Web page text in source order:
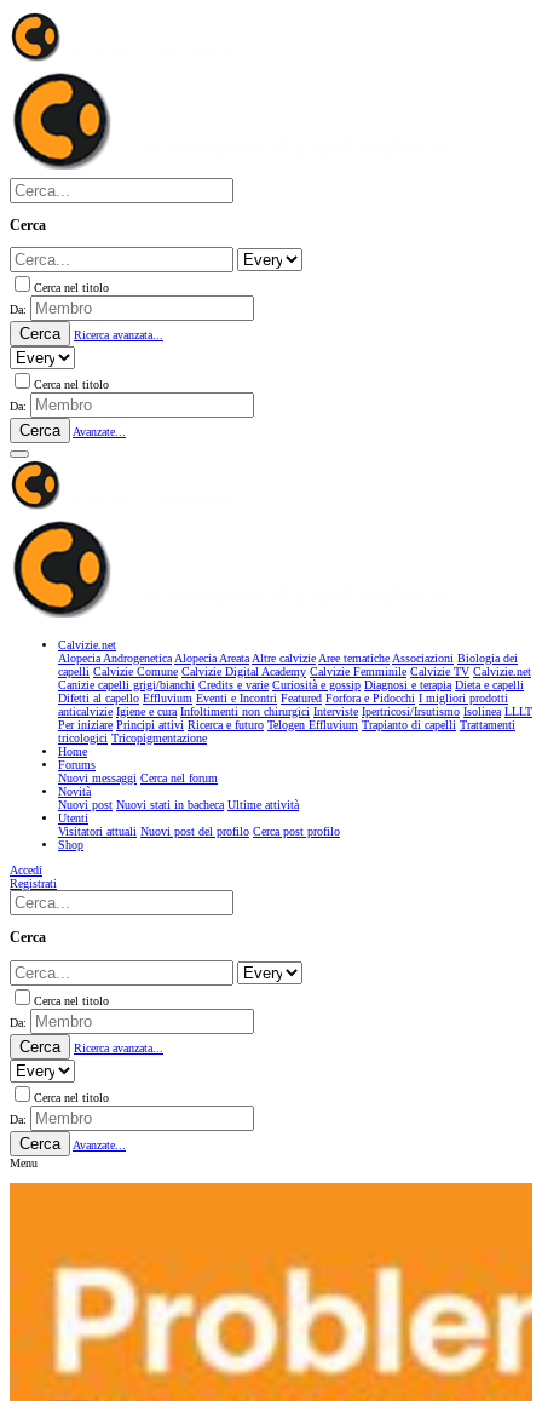
Cerca
Cerca nel titolo
Da:
Cerca Ricerca avanzata...
Cerca nel titolo
Da:
Cerca Avanzate...
Calvizie.net
Alopecia AndrogeneticaAlopecia AreataAltre calvizieAree tematicheAssociazioni Biologia dei
capelli Calvizie Comune Calvizie Digital Academy Calvizie Femminile Calvizie TV Calvizie.net
Canizie capelli grigi/bianchi Credits e varie Curiosità e gossip Diagnosi e terapia Dieta e capelli
Difetti al capello Effluvium Eventi e Incontri Featured Forfora e Pidocchi I migliori prodotti
anticalvizie Igiene e cura Infoltimenti non chirurgici Interviste Ipertricosi/Irsutismo Isolinea LLLT
Per iniziare Principi attivi Ricerca e futuro Telogen Effluvium Trapianto di capelli Trattamenti
tricologici Tricopigmentazione
Home
Forums
Nuovi messaggi Cerca nel forum
Novità
Nuovi post Nuovi stati in bacheca Ultime attività
Utenti
Visitatori attuali Nuovi post del profilo Cerca post profilo
Shop
Accedi
Registrati
Cerca
Cerca nel titolo
Da:
Cerca Ricerca avanzata...
Cerca nel titolo
Da:
Cerca
Avanzate...
Menu